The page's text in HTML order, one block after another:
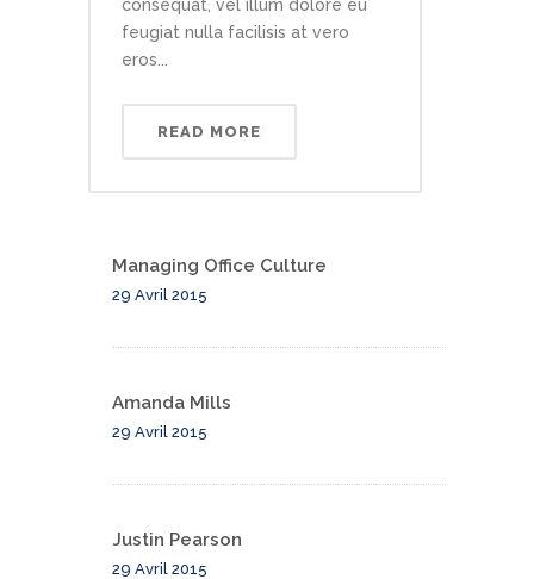
consequat, vel illum dolore eu
feugiat nulla facilisis at vero
eros...
READ MORE
Managing Office Culture
29 Avril 2015
Amanda Mills
29 Avril 2015
Justin Pearson
29 Avril 2015